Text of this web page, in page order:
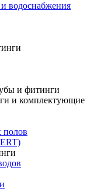
водоснабжения
и фитинги
и комплектующие
полов